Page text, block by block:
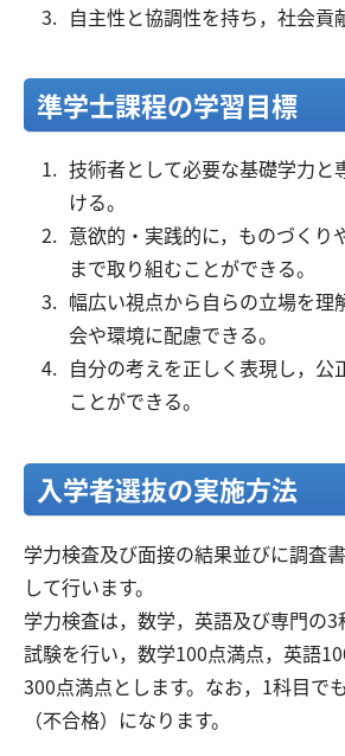
研究・産学連携
教育・研究施設
中学生の方
保護者の方 卒業生の方
交通アクセス お問い合わせ
自主性と協調性を持ち，社会貢
準学士課程の学習目標
技術者として必要な基礎学力と
ける。
意欲的・実践的に，ものづくり
まで取り組むことができる。
幅広い視点から自らの立場を理
会や環境に配慮できる。
自分の考えを正しく表現し，公
ことができる。
入学者選抜の実施方法
学力検査及び面接の結果並びに調査
して行います。
学力検査は，数学，英語及び専門の
試験を行い，数学100点満点，英語
300点満点とします。なお，1科目で
（不合格）になります。